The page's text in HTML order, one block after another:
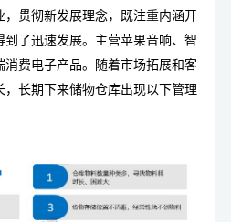
贯彻新发展理念，既注重内涵开
了迅速发展。主营苹果音响、智
消费电子产品。随着市场拓展和客
长期下来储物仓库出现以下管理